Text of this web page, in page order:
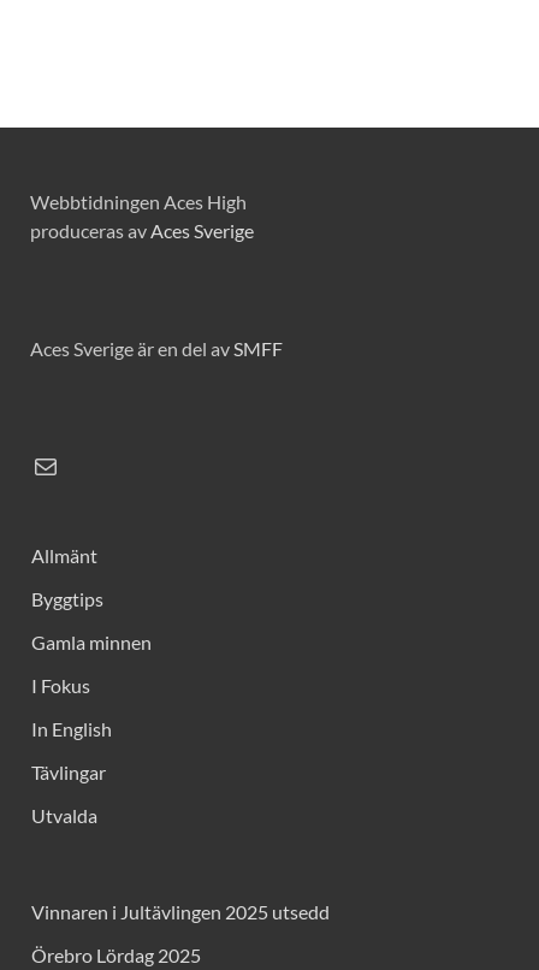
Webbtidningen Aces High
produceras avAces Sverige
Aces Sverige är en del avSMFF
Allmänt
Byggtips
Gamla minnen
I Fokus
In English
Tävlingar
Utvalda
Vinnaren i Jultävlingen 2025 utsedd
Örebro Lördag 2025